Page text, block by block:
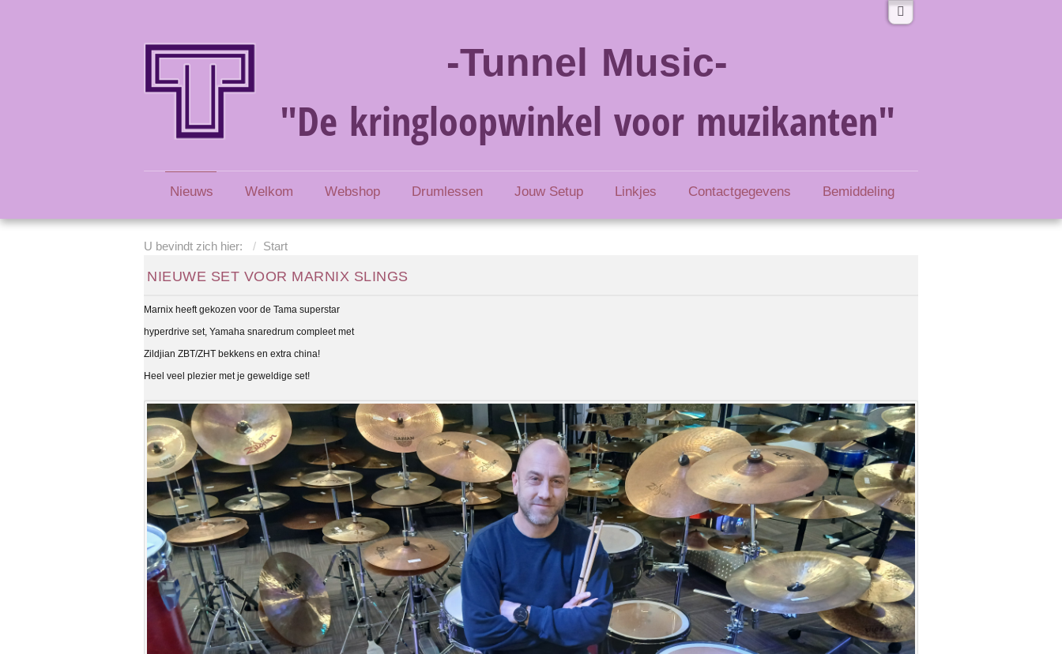
-Tunnel Music-
"De kringloopwinkel voor muzikanten"
Nieuws Welkom Webshop Drumlessen Jouw Setup Linkjes Contactgegevens Bemiddeling
U bevindt zich hier: Start
NIEUWE SET VOOR MARNIX SLINGS
Marnix heeft gekozen voor de Tama superstar
hyperdrive set, Yamaha snaredrum compleet met
Zildjian ZBT/ZHT bekkens en extra china!
Heel veel plezier met je geweldige set!